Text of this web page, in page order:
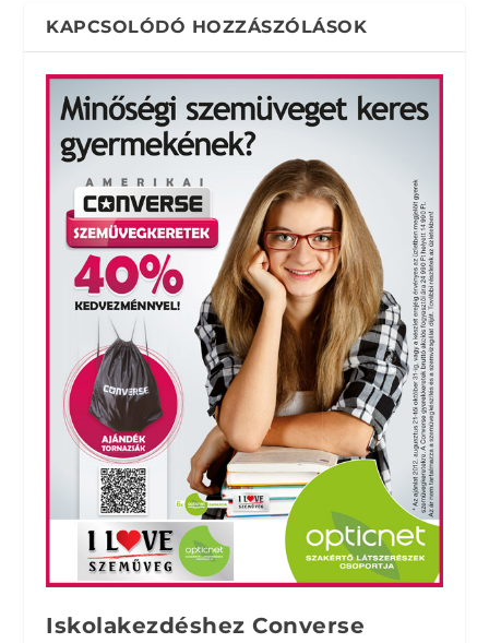
KAPCSOLÓDÓ HOZZÁSZÓLÁSOK
Iskolakezdéshez Converse